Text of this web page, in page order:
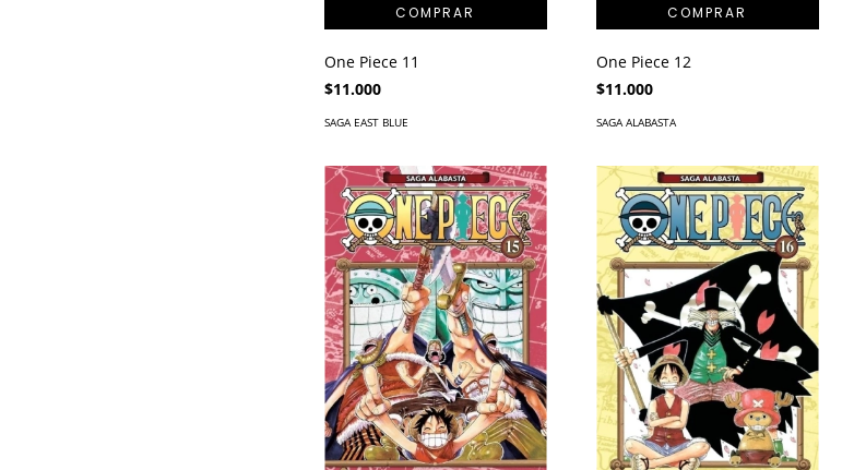
One Piece 11
$11.000
SAGA EAST BLUE
One Piece 12
$11.000
SAGA ALABASTA